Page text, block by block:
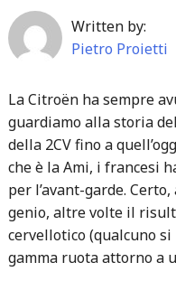
Written by:
Pietro Proietti
La Citroën ha sempre
guardiamo alla storia
della 2CV fino a
che è la Ami, i francesi
per l’avant-garde.
genio, altre volte il
cervellotico (qualcuno
gamma ruota attorno a